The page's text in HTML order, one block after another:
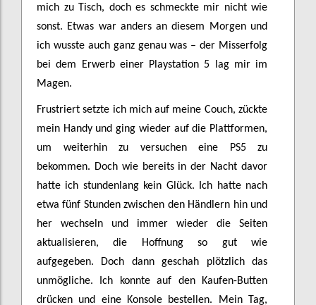
mich zu Tisch, doch es schmeckte mir nicht wie
sonst. Etwas war anders an diesem Morgen und
ich wusste auch ganz genau was – der Misserfolg
bei dem Erwerb einer Playstation 5 lag mir im
Magen.
Frustriert setzte ich mich auf meine Couch, zückte
mein Handy und ging wieder auf die Plattformen,
um weiterhin zu versuchen eine PS5 zu
bekommen. Doch wie bereits in der Nacht davor
hatte ich stundenlang kein Glück. Ich hatte nach
etwa fünf Stunden zwischen den Händlern hin und
her wechseln und immer wieder die Seiten
aktualisieren, die Hoffnung so gut wie
aufgegeben. Doch dann geschah plötzlich das
unmögliche. Ich konnte auf den Kaufen-Butten
drücken und eine Konsole bestellen. Mein Tag,